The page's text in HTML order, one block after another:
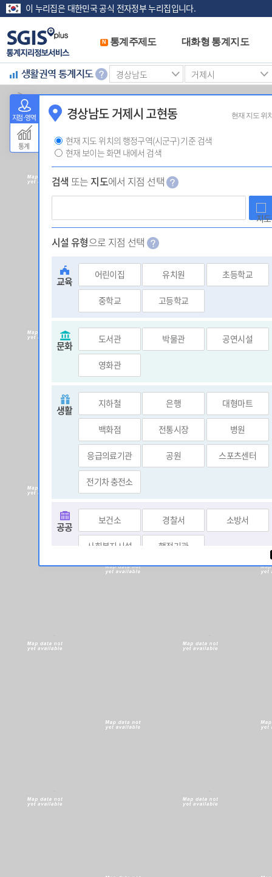
이 누리집은 대한민국 공식 전자정부 누리집입니다.
N 통계주제도 대화형 통계지도
생활권역 통계지도
지점·영역
통계
경상남도 거제시 고현동 현재 지도 위
현재 지도 위치의 행정구역(시군구) 기준 검색
현재 보이는 화면 내에서 검색
검색 또는 지도에서 지점 선택
시설 유형으로 지점 선택
교육
어린이집 유치원 초등학교
중학교 고등학교
문화
도서관 박물관 공연시설
영화관
생활
지하철 은행 대형마트
백화점 전통시장 병원
응급의료기관 공원 스포츠센터
전기차 충전소
공공
보건소 경찰서 소방서
사회복지시설 행정기관
-->